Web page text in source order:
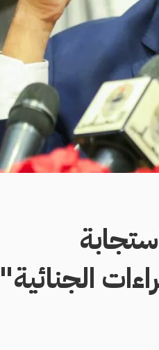
الجنائية"